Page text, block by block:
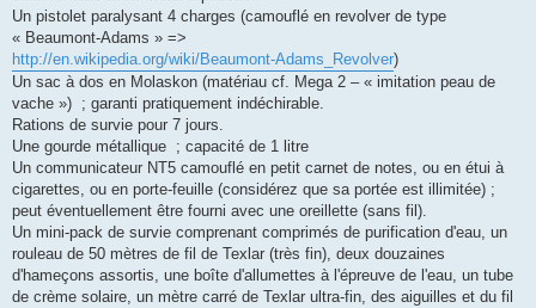
Un pistolet paralysant 4 charges (camouflé en revolver de type
« Beaumont-Adams » =>
http://en.wikipedia.org/wiki/Beaumont-Adams_Revolver)
Un sac à dos en Molaskon (matériau cf. Mega 2 – « imitation peau de
vache ») ; garanti pratiquement indéchirable.
Rations de survie pour 7 jours.
Une gourde métallique ; capacité de 1 litre
Un communicateur NT5 camouflé en petit carnet de notes, ou en étui à
cigarettes, ou en porte-feuille (considérez que sa portée est illimitée) ;
peut éventuellement être fourni avec une oreillette (sans fil).
Un mini-pack de survie comprenant comprimés de purification d'eau, un
rouleau de 50 mètres de fil de Texlar (très fin), deux douzaines
d'hameçons assortis, une boîte d'allumettes à l'épreuve de l'eau, un tube
de crème solaire, un mètre carré de Texlar ultra-fin, des aiguilles et du fil